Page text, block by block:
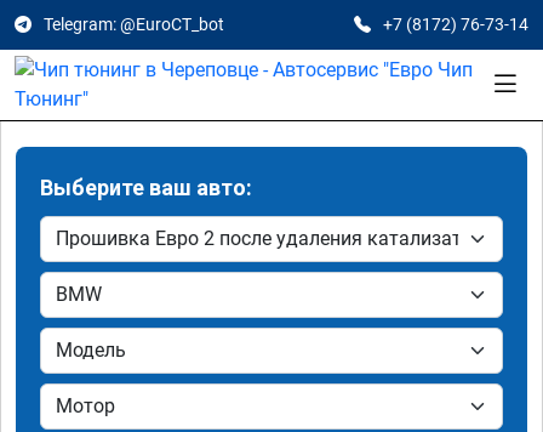
Telegram: @EuroCT_bot +7 (8172) 76-73-14
Выберите ваш авто: